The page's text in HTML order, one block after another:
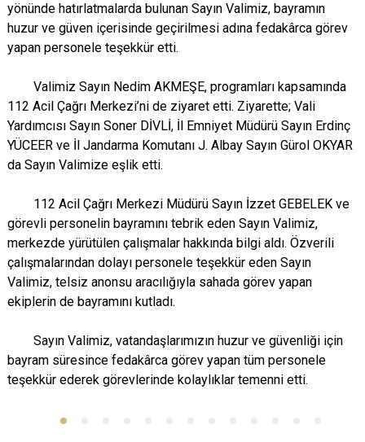
yönünde hatırlatmalarda bulunan Sayın Valimiz, bayramın
huzur ve güven içerisinde geçirilmesi adına fedakârca görev
yapan personele teşekkür etti.
Valimiz Sayın Nedim AKMEŞE, programları kapsamında
112 Acil Çağrı Merkezi’ni de ziyaret etti. Ziyarette; Vali
Yardımcısı Sayın Soner DİVLİ, İl Emniyet Müdürü Sayın Erdinç
YÜCEER ve İl Jandarma Komutanı J. Albay Sayın Gürol OKYAR
da Sayın Valimize eşlik etti.
112 Acil Çağrı Merkezi Müdürü Sayın İzzet GEBELEK ve
görevli personelin bayramını tebrik eden Sayın Valimiz,
merkezde yürütülen çalışmalar hakkında bilgi aldı. Özverili
çalışmalarından dolayı personele teşekkür eden Sayın
Valimiz, telsiz anonsu aracılığıyla sahada görev yapan
ekiplerin de bayramını kutladı.
Sayın Valimiz, vatandaşlarımızın huzur ve güvenliği için
bayram süresince fedakârca görev yapan tüm personele
teşekkür ederek görevlerinde kolaylıklar temenni etti.